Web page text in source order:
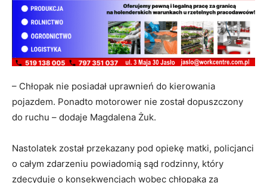
– Chłopak nie posiadał uprawnień do kierowania
pojazdem. Ponadto motorower nie został dopuszczony
do ruchu – dodaje Magdalena Żuk.
Nastolatek został przekazany pod opiekę matki, policjanci
o całym zdarzeniu powiadomią sąd rodzinny, który
zdecyduje o konsekwencjach wobec chłopaka za